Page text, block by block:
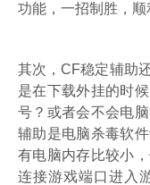
功能，一招制胜，顺
其次，CF稳定辅助
是在下载外挂的时
号？或者会不会电
辅助是电脑杀毒软
有电脑内存比较小
连接游戏端口进入